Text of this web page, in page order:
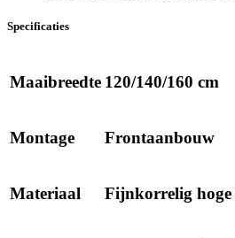
Specificaties
Maaibreedte 120/140/160 cm
Montage Frontaanbouw
Materiaal Fijnkorrelig hoge